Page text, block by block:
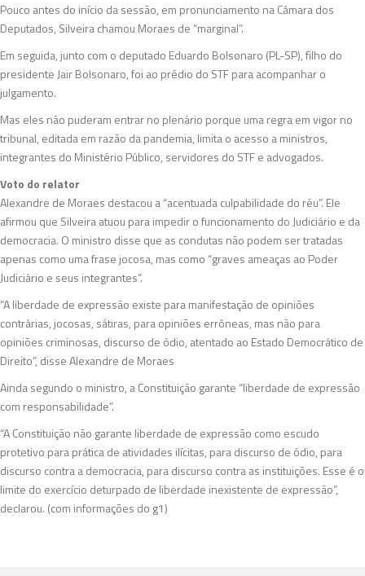
Pouco antes do início da sessão, em pronunciamento na Câmara dos
Deputados, Silveira chamou Moraes de “marginal”.
Em seguida, junto com o deputado Eduardo Bolsonaro (PL-SP), filho do
presidente Jair Bolsonaro, foi ao prédio do STF para acompanhar o
julgamento.
Mas eles não puderam entrar no plenário porque uma regra em vigor no
tribunal, editada em razão da pandemia, limita o acesso a ministros,
integrantes do Ministério Público, servidores do STF e advogados.
Voto do relator
Alexandre de Moraes destacou a “acentuada culpabilidade do réu”. Ele
afirmou que Silveira atuou para impedir o funcionamento do Judiciário e da
democracia. O ministro disse que as condutas não podem ser tratadas
apenas como uma frase jocosa, mas como “graves ameaças ao Poder
Judiciário e seus integrantes”.
“A liberdade de expressão existe para manifestação de opiniões
contrárias, jocosas, sátiras, para opiniões errôneas, mas não para
opiniões criminosas, discurso de ódio, atentado ao Estado Democrático de
Direito”, disse Alexandre de Moraes
Ainda segundo o ministro, a Constituição garante “liberdade de expressão
com responsabilidade”.
“A Constituição não garante liberdade de expressão como escudo
protetivo para prática de atividades ilícitas, para discurso de ódio, para
discurso contra a democracia, para discurso contra as instituições. Esse é o
limite do exercício deturpado de liberdade inexistente de expressão”,
declarou. (com informações do g1)